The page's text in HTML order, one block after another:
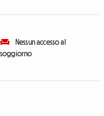
Nessun accesso al
soggiorno